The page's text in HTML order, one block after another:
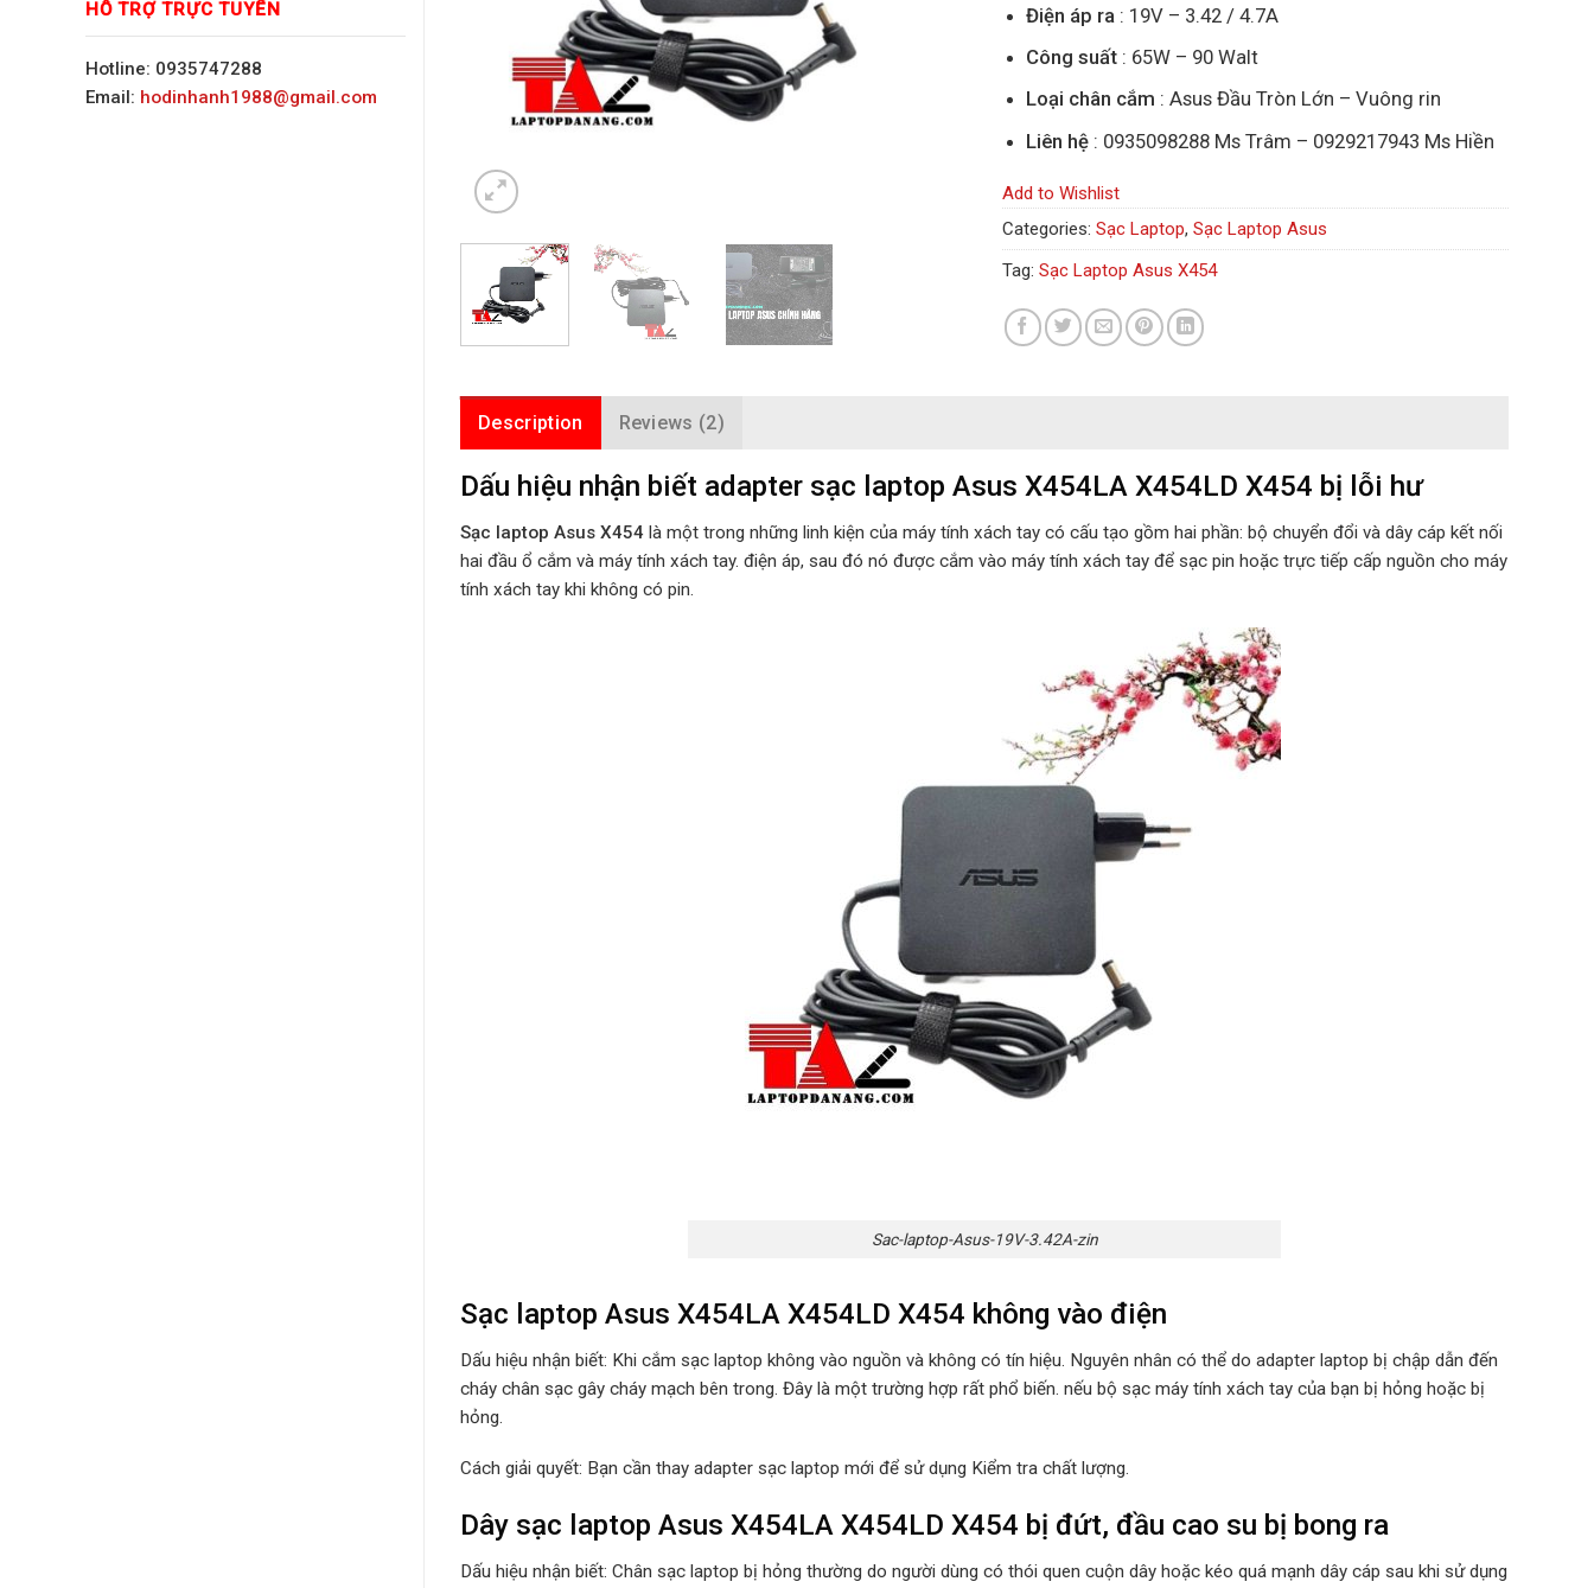
HỖ TRỢ TRỰC TUYẾN
Hotline: 0935747288
Email: hodinhanh1988@gmail.com
Điện áp ra: 19V – 3.42 / 4.7A
Công suất: 65W – 90 Walt
Loại chân cắm : Asus Đầu Tròn Lớn – Vuông rin
Liên hệ: 0935098288 Ms Trâm – 0929217943 Ms Hiền
Add to Wishlist
Categories: Sạc Laptop, Sạc Laptop Asus
Tag: Sạc Laptop Asus X454
Description Reviews (2)
Dấu hiệu nhận biết adapter sạc laptop Asus X454LA X454LD X454 bị lỗi hư
Sạc laptop Asus X454 là một trong những linh kiện của máy tính xách tay có cấu tạo gồm hai phần: bộ chuyển đổi và dây cáp kết nối
hai đầu ổ cắm và máy tính xách tay. điện áp, sau đó nó được cắm vào máy tính xách tay để sạc pin hoặc trực tiếp cấp nguồn cho máy
tính xách tay khi không có pin.
Sac-laptop-Asus-19V-3.42A-zin
Sạc laptop Asus X454LA X454LD X454 không vào điện
Dấu hiệu nhận biết: Khi cắm sạc laptop không vào nguồn và không có tín hiệu. Nguyên nhân có thể do adapter laptop bị chập dẫn đến
cháy chân sạc gây cháy mạch bên trong. Đây là một trường hợp rất phổ biến. nếu bộ sạc máy tính xách tay của bạn bị hỏng hoặc bị
hỏng.
Cách giải quyết: Bạn cần thay adapter sạc laptop mới để sử dụng Kiểm tra chất lượng.
Dây sạc laptop Asus X454LA X454LD X454 bị đứt, đầu cao su bị bong ra
Dấu hiệu nhận biết: Chân sạc laptop bị hỏng thường do người dùng có thói quen cuộn dây hoặc kéo quá mạnh dây cáp sau khi sử dụng